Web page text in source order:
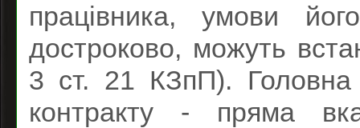
працівника, умови
достроково, можуть
3 ст. 21 КЗпП). Головна
контракту - пряма